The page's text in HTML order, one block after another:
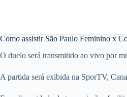
Como assistir São Paulo Feminino x
O duelo será transmitido ao vivo por
A partida será exibida na SporTV,